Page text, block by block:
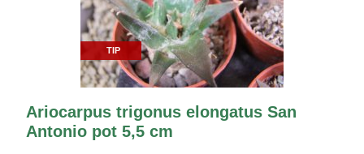
TIP
Ariocarpus trigonus elongatus San
Antonio pot 5,5 cm